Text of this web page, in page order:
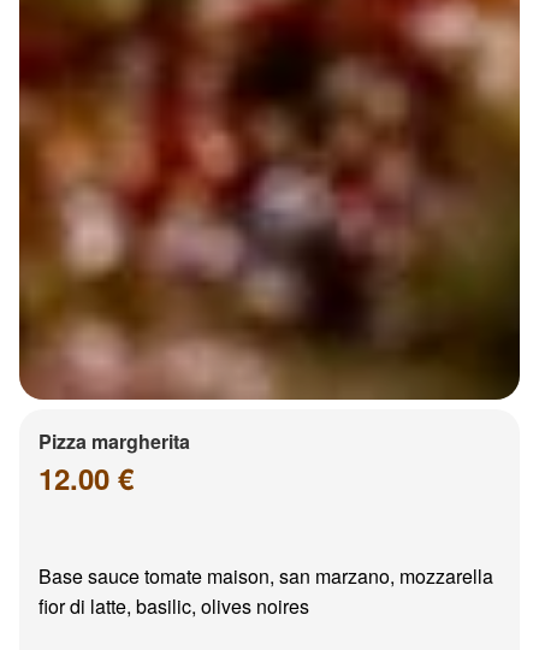
Pizza margherita
12.00 €
Base sauce tomate maison, san marzano, mozzarella
fior di latte, basilic, olives noires